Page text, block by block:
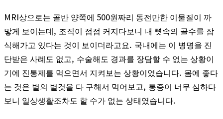
MRI상으로는 골반 양쪽에 500원짜리 동전만한 이물질이 까
맣게 보이는데, 조직이 점점 커지다보니 내 뼛속의 골수를 잠
식해가고 있다는 것이 보이더라고요. 국내에는 이 병명을 진
단받은 사례도 없고, 수술해도 경과를 장담할 수 없는 상황이
기에 진통제를 먹으면서 지켜보는 상황이었습니다. 몸에 좋다
는 것은 별의 별것을 다 구해서 먹어보고, 통증이 너무 심하다
보니 일상생활조차도 할 수가 없는 상태였습니다.